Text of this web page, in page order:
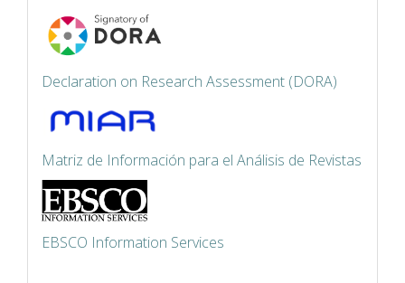
Declaration on Research Assessment (DORA)
Matriz de Información para el Análisis de Revistas
EBSCO Information Services